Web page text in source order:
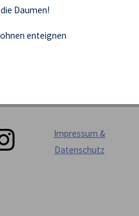
Daumen!
enteignen
Impressum &
Datenschutz